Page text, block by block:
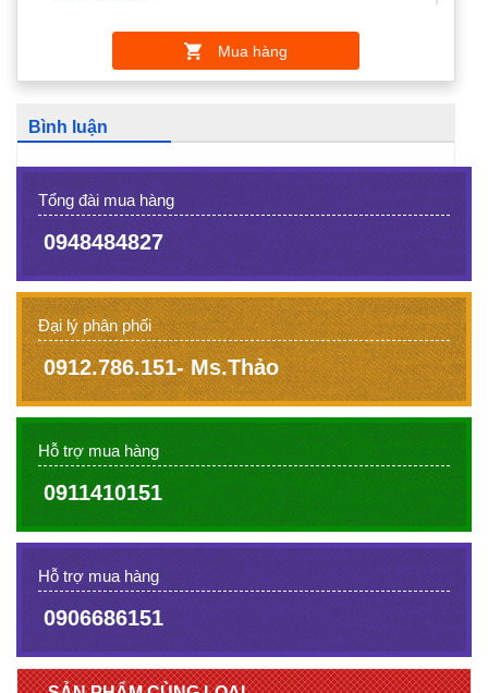
Mua hàng
Bình luận
Tổng đài mua hàng
0948484827
Đại lý phân phối
0912.786.151- Ms.Thảo
Hỗ trợ mua hàng
0911410151
Hỗ trợ mua hàng
0906686151